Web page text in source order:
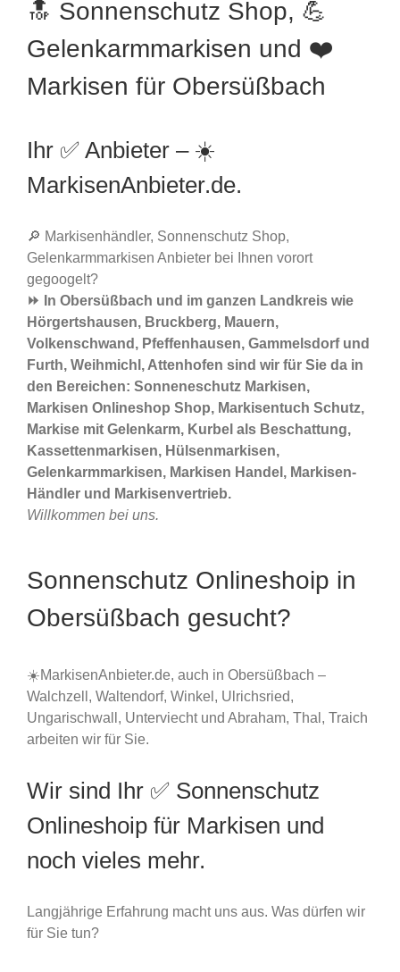
🔝 Sonnenschutz Shop, 💪
Gelenkarmmarkisen und ❤️
Markisen für Obersüßbach
Ihr ✅ Anbieter – ☀️
MarkisenAnbieter.de.
🔎 Markisenhändler, Sonnenschutz Shop,
Gelenkarmmarkisen Anbieter bei Ihnen vorort
gegoogelt?
⏩ In Obersüßbach und im ganzen Landkreis wie
Hörgertshausen, Bruckberg, Mauern,
Volkenschwand, Pfeffenhausen, Gammelsdorf und
Furth, Weihmichl, Attenhofen sind wir für Sie da in
den Bereichen: Sonneneschutz Markisen,
Markisen Onlineshop Shop, Markisentuch Schutz,
Markise mit Gelenkarm, Kurbel als Beschattung,
Kassettenmarkisen, Hülsenmarkisen,
Gelenkarmmarkisen, Markisen Handel, Markisen-
Händler und Markisenvertrieb.
Willkommen bei uns.
Sonnenschutz Onlineshoip in
Obersüßbach gesucht?
☀️MarkisenAnbieter.de, auch in Obersüßbach –
Walchzell, Waltendorf, Winkel, Ulrichsried,
Ungarischwall, Unterviecht und Abraham, Thal, Traich
arbeiten wir für Sie.
Wir sind Ihr ✅ Sonnenschutz
Onlineshoip für Markisen und
noch vieles mehr.
Langjährige Erfahrung macht uns aus. Was dürfen wir
für Sie tun?